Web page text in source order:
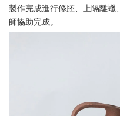
製作完成進行修胚、上隔離蠟
師協助完成。